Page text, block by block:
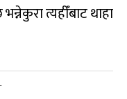
त्यहीँबाट थाहा